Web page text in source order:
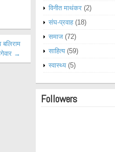
→
विनीत माथंकर (2)
संघ-प्रवाह (18)
समाज (72)
साहित्य (59)
स्वास्थ्य (5)
Followers